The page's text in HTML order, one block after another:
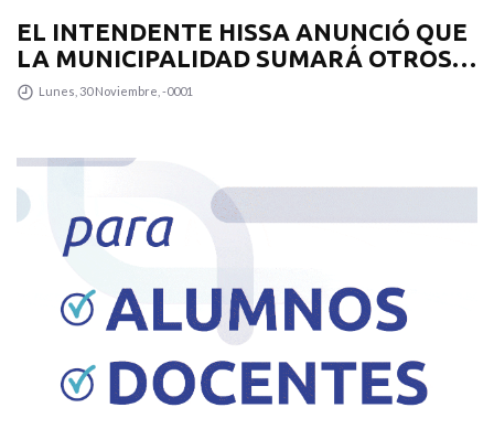
EL INTENDENTE HISSA ANUNCIÓ QUE
LA MUNICIPALIDAD SUMARÁ OTROS
12 COLECTIVOS 0KM PARA
Lunes, 30 Noviembre, -0001